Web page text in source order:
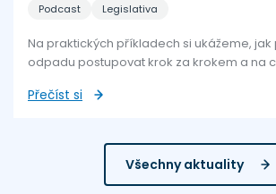
Podcast Legislativa
Na praktických příkladech si ukážeme,
odpadu postupovat krok za krokem a na
Přečíst si
Všechny aktuality